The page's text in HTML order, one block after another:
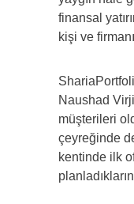
finansal
kişi ve
Naushad
müşterileri
çeyreğinde
kentinde ilk